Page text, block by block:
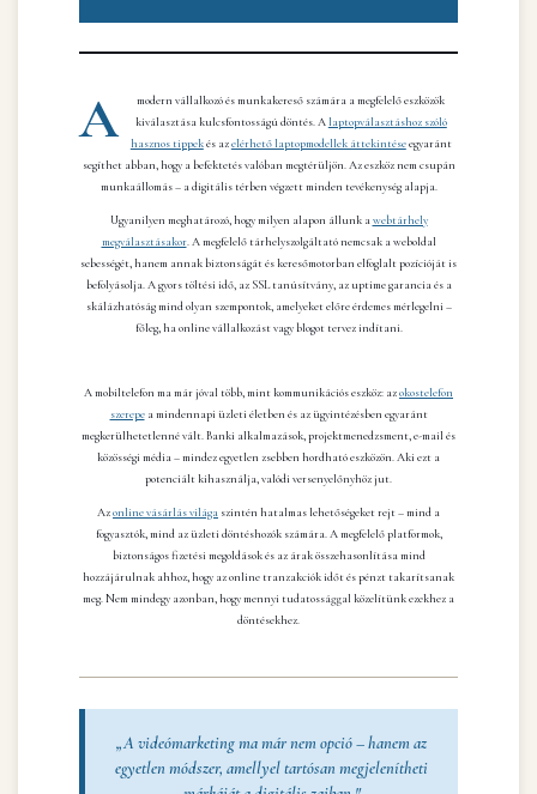
A
modern vállalkozó és munkakereső számára a megfelelő eszközök
kiválasztása kulcsfontosságú döntés. Alaptopválasztáshoz szóló
hasznos tippekés azelérhető laptopmodellek áttekintéseegyaránt
segíthet abban, hogy a befektetés valóban megtérüljön. Az eszköz nem csupán
munkaállomás – a digitális térben végzett minden tevékenység alapja.
Ugyanilyen meghatározó, hogy milyen alapon állunk awebtárhely
megválasztásakor. A megfelelő tárhelyszolgáltató nemcsak a weboldal
sebességét, hanem annak biztonságát és keresőmotorban elfoglalt pozícióját is
befolyásolja. A gyors töltési idő, az SSL tanúsítvány, az uptime garancia és a
skálázhatóság mind olyan szempontok, amelyeket előre érdemes mérlegelni –
főleg, ha online vállalkozást vagy blogot tervez indítani.
A mobiltelefon ma már jóval több, mint kommunikációs eszköz: azokostelefon
szerepea mindennapi üzleti életben és az ügyintézésben egyaránt
megkerülhetetlenné vált. Banki alkalmazások, projektmenedzsment, e-mail és
közösségi média – mindez egyetlen zsebben hordható eszközön. Aki ezt a
potenciált kihasználja, valódi versenyelőnyhöz jut.
Azonline vásárlás világa szintén hatalmas lehetőségeket rejt – mind a
fogyasztók, mind az üzleti döntéshozók számára. A megfelelő platformok,
biztonságos fizetési megoldások és az árak összehasonlítása mind
hozzájárulnak ahhoz, hogy az online tranzakciók időt és pénzt takarítsanak
meg. Nem mindegy azonban, hogy mennyi tudatossággal közelítünk ezekhez a
döntésekhez.
„A videómarketing ma már nem opció – hanem az
egyetlen módszer, amellyel tartósan megjelenítheti